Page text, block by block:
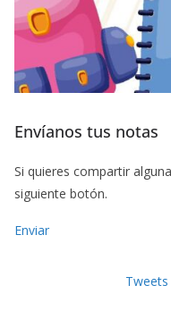
Envíanos tus notas
Si quieres compartir
siguiente botón.
Enviar